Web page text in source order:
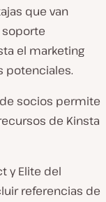
que van
el marketing
potenciales.
socios permite
de Kinsta
y Elite del
referencias de